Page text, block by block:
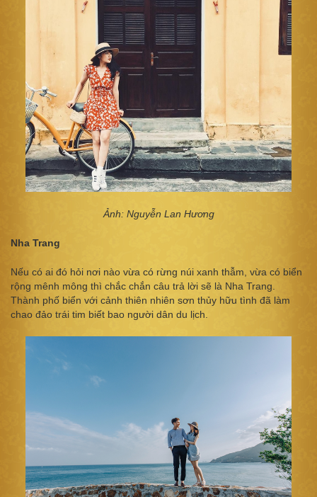
Ảnh: Nguyễn Lan Hương
Nha Trang
Nếu có ai đó hỏi nơi nào vừa có rừng núi xanh thẫm, vừa có biển
rộng mênh mông thì chắc chắn câu trả lời sẽ là Nha Trang.
Thành phố biển với cảnh thiên nhiên sơn thủy hữu tình đã làm
chao đảo trái tim biết bao người dân du lịch.